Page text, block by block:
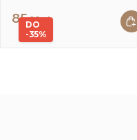
85,00 zł
DO
-35%